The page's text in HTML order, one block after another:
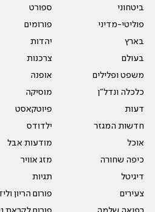
ביטחוני
פוליטי-מדיני
בארץ
בעולם
משפט ופלילים
כלכלה ונדל"ן
דעות
חדשות המגזר
אוכל
כיפה שחורה
דיגיטל
צעירים
ספורט
פורומים
יהדות
צרכנות
אופנה
מוסיקה
פיוטקאסט
ילדודס
מודעות אבל
מזג אוויר
תגיות
פורום הריון